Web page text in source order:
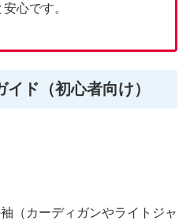
心です。
ド（初心者向け）
（カーディガンやライトジャ